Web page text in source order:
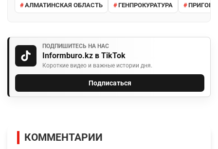
АЛМАТИНСКАЯ ОБЛАСТЬ ГЕНПРОКУРАТУРА
ПОДПИШИТЕСЬ НА НАС
Informburo.kz в TikTok
Короткие видео и важные истории дня.
Подписаться
КОММЕНТАРИИ